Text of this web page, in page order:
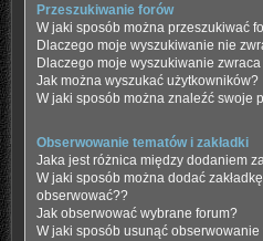
Przeszukiwanie forów
W jaki sposób można przeszukiwać
Dlaczego moje wyszukiwanie nie
Dlaczego moje wyszukiwanie
Jak można wyszukać użytkowników?
W jaki sposób można znaleźć swoje
Obserwowanie tematów i zakładki
Jaka jest różnica między dodaniem
W jaki sposób można dodać
obserwować??
Jak obserwować wybrane forum?
W jaki sposób usunąć obserwowanie